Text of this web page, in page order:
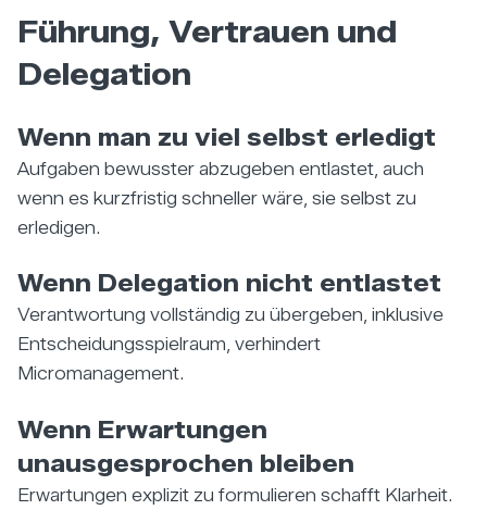
Führung, Vertrauen und
Delegation
Wenn man zu viel selbst erledigt
Aufgaben bewusster abzugeben entlastet, auch
wenn es kurzfristig schneller wäre, sie selbst zu
erledigen.
Wenn Delegation nicht entlastet
Verantwortung vollständig zu übergeben, inklusive
Entscheidungsspielraum, verhindert
Micromanagement.
Wenn Erwartungen
unausgesprochen bleiben
Erwartungen explizit zu formulieren schafft Klarheit.